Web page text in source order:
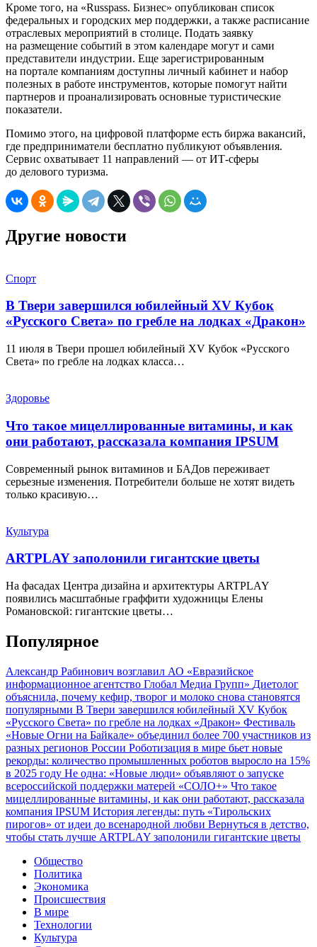
Кроме того, на «Russpass. Бизнес» опубликован список
федеральных и городских мер поддержки, а также расписание
отраслевых мероприятий в столице. Подать заявку
на размещение событий в этом календаре могут и сами
представители индустрии. Еще зарегистрированным
на портале компаниям доступны личный кабинет и набор
полезных в работе инструментов, которые помогут найти
партнеров и проанализировать основные туристические
показатели.
Помимо этого, на цифровой платформе есть биржа вакансий,
где предприниматели бесплатно публикуют объявления.
Сервис охватывает 11 направлений — от ИТ-сферы
до делового туризма.
Другие новости
Спорт
В Твери завершился юбилейный XV Кубок
«Русского Света» по гребле на лодках «Дракон»
11 июля в Твери прошел юбилейный XV Кубок «Русского
Света» по гребле на лодках класса…
Здоровье
Что такое мицеллированные витамины, и как
они работают, рассказала компания IPSUM
Современный рынок витаминов и БАДов переживает
серьезные изменения. Потребители больше не хотят видеть
только красивую…
Культура
ARTPLAY заполонили гигантские цветы
На фасадах Центра дизайна и архитектуры ARTPLAY
появились масштабные граффити художницы Елены
Романовской: гигантские цветы…
Популярное
Александр Рабинович возглавил АО «Евразийское
информационное агентство Глобал Медиа Групп» Диетолог
объяснила, почему кефир, творог и молоко снова становятся
популярными В Твери завершился юбилейный XV Кубок
«Русского Света» по гребле на лодках «Дракон» Фестиваль
«Новые Огни на Байкале» объединил более 700 участников из
разных регионов России Роботизация в мире бьет новые
рекорды: количество промышленных роботов выросло на 15%
в 2025 году Не одна: «Новые люди» объявляют о запуске
всероссийской поддержки матерей «СОЛО+» Что такое
мицеллированные витамины, и как они работают, рассказала
компания IPSUM История легенды: путь «Тирольских
пирогов» от идеи до всенародной любви Вернуться в детство,
чтобы стать лучше ARTPLAY заполонили гигантские цветы
Общество
Политика
Экономика
Происшествия
В мире
Технологии
Культура